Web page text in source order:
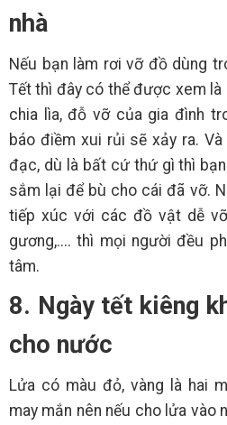
nhà
Nếu bạn làm rơi vỡ đồ dùng
Tết thì đây có thể được xem
chia lìa, đỗ vỡ của gia đình
báo điềm xui rủi sẽ xảy ra.
đạc, dù là bất cứ thứ gì thì
sắm lại để bù cho cái đã vỡ.
tiếp xúc với các đồ vật dễ vỡ
gương,.... thì mọi người đều
tâm.
8. Ngày tết kiêng
cho nước
Lửa có màu đỏ, vàng là hai
may mắn nên nếu cho lửa vào